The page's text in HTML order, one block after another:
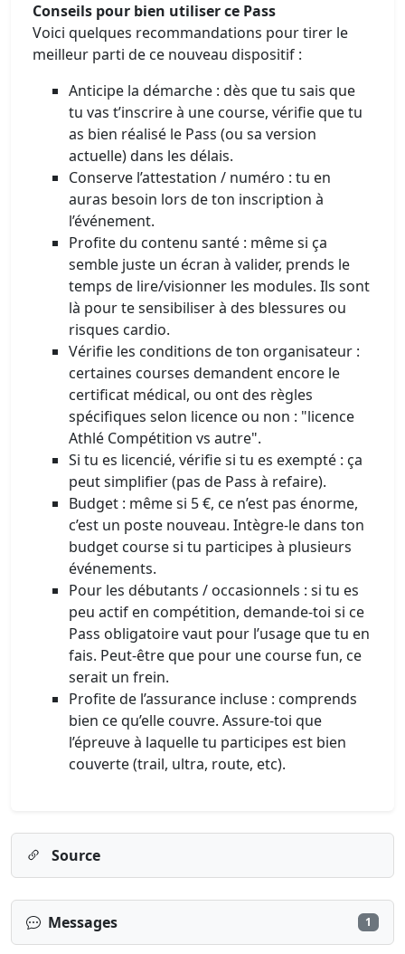
Conseils pour bien utiliser ce Pass
Voici quelques recommandations pour tirer le
meilleur parti de ce nouveau dispositif :
Anticipe la démarche : dès que tu sais que
tu vas t’inscrire à une course, vérifie que tu
as bien réalisé le Pass (ou sa version
actuelle) dans les délais.
Conserve l’attestation / numéro : tu en
auras besoin lors de ton inscription à
l’événement.
Profite du contenu santé : même si ça
semble juste un écran à valider, prends le
temps de lire/visionner les modules. Ils sont
là pour te sensibiliser à des blessures ou
risques cardio.
Vérifie les conditions de ton organisateur :
certaines courses demandent encore le
certificat médical, ou ont des règles
spécifiques selon licence ou non : "licence
Athlé Compétition vs autre".
Si tu es licencié, vérifie si tu es exempté : ça
peut simplifier (pas de Pass à refaire).
Budget : même si 5 €, ce n’est pas énorme,
c’est un poste nouveau. Intègre-le dans ton
budget course si tu participes à plusieurs
événements.
Pour les débutants / occasionnels : si tu es
peu actif en compétition, demande-toi si ce
Pass obligatoire vaut pour l’usage que tu en
fais. Peut-être que pour une course fun, ce
serait un frein.
Profite de l’assurance incluse : comprends
bien ce qu’elle couvre. Assure-toi que
l’épreuve à laquelle tu participes est bien
couverte (trail, ultra, route, etc).
Source
Messages 1